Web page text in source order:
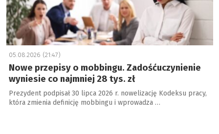
05.08.2026 (21:47)
Nowe przepisy o mobbingu. Zadośćuczynienie
wyniesie co najmniej 28 tys. zł
Prezydent podpisał 30 lipca 2026 r. nowelizację Kodeksu pracy,
która zmienia definicję mobbingu i wprowadza …